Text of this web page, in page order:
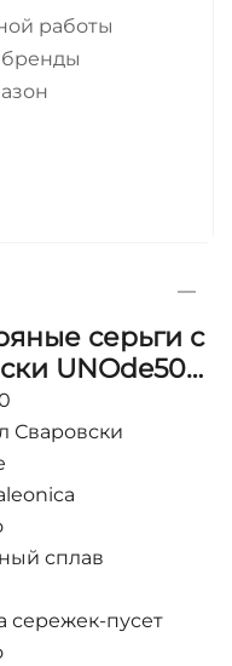
работы
серьги с
UNOde50
Сваровски
сплав
сережек-пусет